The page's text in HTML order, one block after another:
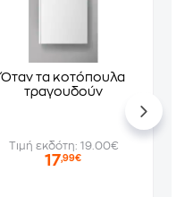
Όταν τα κοτόπουλα
τραγουδούν
Τιμή εκδότη: 19.00€
17,99€